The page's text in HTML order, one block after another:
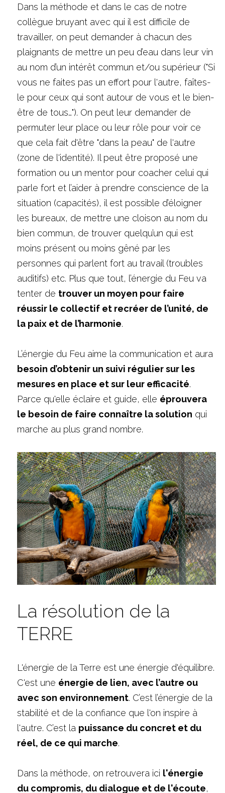
Dans la méthode et dans le cas de notre
collègue bruyant avec qui il est difficile de
travailler, on peut demander à chacun des
plaignants de mettre un peu d’eau dans leur vin
au nom d’un intérêt commun et/ou supérieur ("Si
vous ne faites pas un effort pour l'autre, faîtes-
le pour ceux qui sont autour de vous et le bien-
être de tous…"). On peut leur demander de
permuter leur place ou leur rôle pour voir ce
que cela fait d'être "dans la peau" de l'autre
(zone de l'identité). Il peut être proposé une
formation ou un mentor pour coacher celui qui
parle fort et l’aider à prendre conscience de la
situation (capacités), il est possible d’éloigner
les bureaux, de mettre une cloison au nom du
bien commun, de trouver quelqu’un qui est
moins présent ou moins gêné par les
personnes qui parlent fort au travail (troubles
auditifs) etc. Plus que tout, l’énergie du Feu va
tenter de trouver un moyen pour faire
réussir le collectif et recréer de l’unité, de
la paix et de l’harmonie.
besoin d’obtenir un suivi régulier sur les
mesures en place et sur leur efficacité.
Parce qu'elle éclaire et guide, elle éprouvera
le besoin de faire connaître la solution qui
marche au plus grand nombre.
La résolution de la
TERRE
L'énergie de la Terre est une énergie d'équilibre.
C'est une énergie de lien, avec l’autre ou
avec son environnement. C’est l’énergie de la
stabilité et de la confiance que l'on inspire à
l'autre. C’est la puissance du concret et du
réel, de ce qui marche.
Dans la méthode, on retrouvera ici l'énergie
du compromis, du dialogue et de l'écoute,